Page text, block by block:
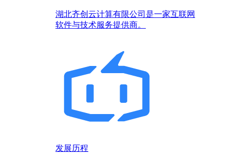
湖北齐创云计算有限公司是一家互联网
软件与技术服务提供商。
发展历程